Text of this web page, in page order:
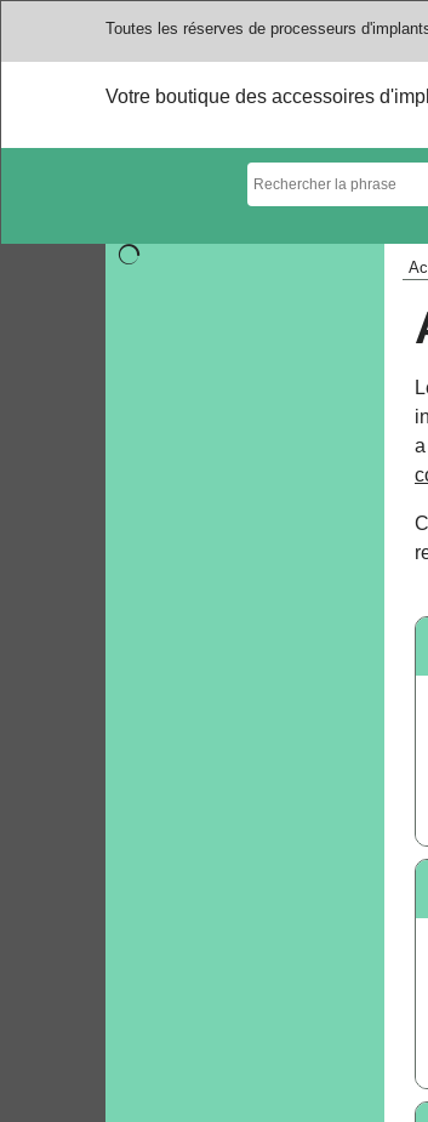
Toutes les réserves de processeurs
Votre boutique des accessoires